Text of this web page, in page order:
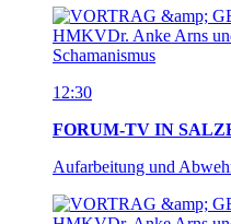
12:30
FORUM-TV IN
Aufarbeitung und